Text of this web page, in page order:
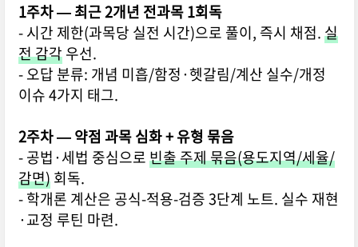
1주차 — 최근 2개년 전과목 1회독
- 시간 제한(과목당 실전 시간)으로 풀이, 즉시 채점.실
전 감각우선.
- 오답 분류: 개념 미흡/함정·헷갈림/계산 실수/개정
이슈 4가지 태그.
2주차 — 약점 과목 심화 + 유형 묶음
- 공법·세법 중심으로빈출 주제 묶음(용도지역/세율/
감면)회독.
- 학개론 계산은 공식-적용-검증 3단계 노트. 실수 재현
·교정 루틴 마련.